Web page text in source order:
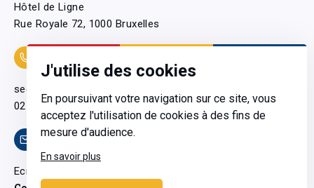
J'utilise des cookies
En poursuivant votre navigation sur ce site, vous
acceptez l'utilisation de cookies à des fins de
mesure d'audience.
En savoir plus
Hôtel de Ligne
Rue Royale 72, 1000 Bruxelles
secretariatgeneral@pfwb.be
02 506 38 11
Contact
Ecrivez-nous